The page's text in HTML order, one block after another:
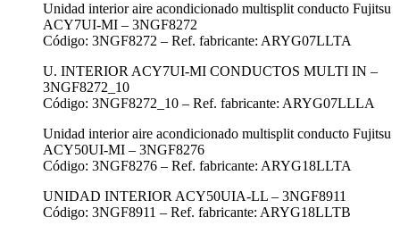
Unidad interior aire acondicionado multisplit conducto Fujitsu
ACY7UI-MI – 3NGF8272
Código: 3NGF8272 – Ref. fabricante: ARYG07LLTA
U. INTERIOR ACY7UI-MI CONDUCTOS MULTI IN –
3NGF8272_10
Código: 3NGF8272_10 – Ref. fabricante: ARYG07LLLA
Unidad interior aire acondicionado multisplit conducto Fujitsu
ACY50UI-MI – 3NGF8276
Código: 3NGF8276 – Ref. fabricante: ARYG18LLTA
UNIDAD INTERIOR ACY50UIA-LL – 3NGF8911
Código: 3NGF8911 – Ref. fabricante: ARYG18LLTB